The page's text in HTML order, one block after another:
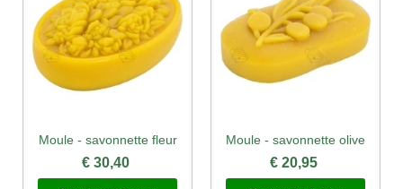
Moule - savonnette fleur
€ 30,40
Moule - savonnette olive
€ 20,95